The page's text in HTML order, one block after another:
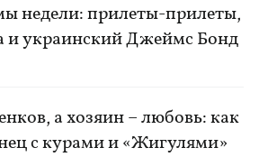
недели: прилеты-прилеты,
и украинский Джеймс Бонд
а хозяин – любовь: как
с курами и «Жигулями»